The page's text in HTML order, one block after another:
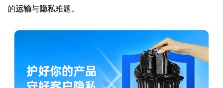
的运输与隐私难题。